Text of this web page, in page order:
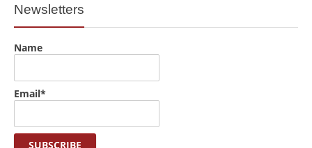
Newsletters
Name
Email*